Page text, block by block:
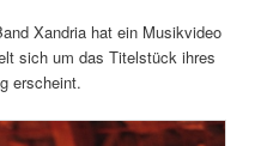
Xandria hat ein Musikvideo
sich um das Titelstück ihres
erscheint.